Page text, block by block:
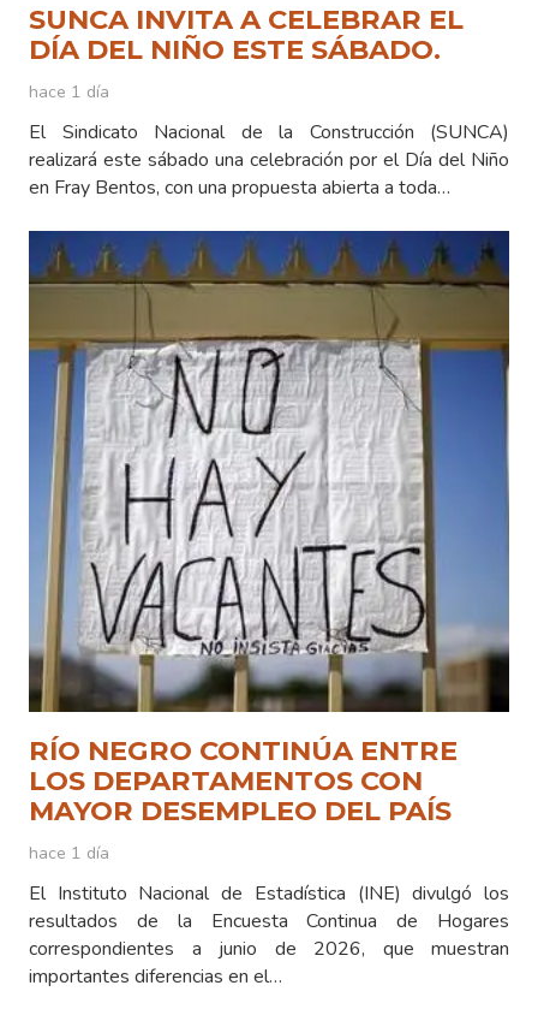
SUNCA INVITA A CELEBRAR EL
DÍA DEL NIÑO ESTE SÁBADO.
hace 1 día
El Sindicato Nacional de la Construcción (SUNCA)
realizará este sábado una celebración por el Día del Niño
en Fray Bentos, con una propuesta abierta a toda…
RÍO NEGRO CONTINÚA ENTRE
LOS DEPARTAMENTOS CON
MAYOR DESEMPLEO DEL PAÍS
hace 1 día
El Instituto Nacional de Estadística (INE) divulgó los
resultados de la Encuesta Continua de Hogares
correspondientes a junio de 2026, que muestran
importantes diferencias en el…